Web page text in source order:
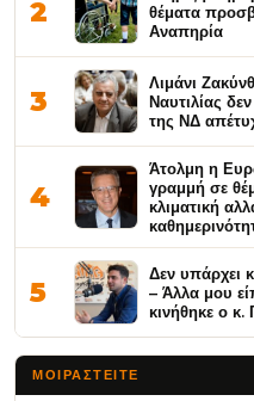
2
θέματα
Αναπηρία
3
Λιμάνι
Ναυτιλίας
της ΝΔ
4
Άτολμη η
γραμμή σε
κλιματική
5
Δεν υπάρχει
– Άλλα μου
κινήθηκε ο κ.
ΜΟΙΡΑΣΤΕΊΤΕ